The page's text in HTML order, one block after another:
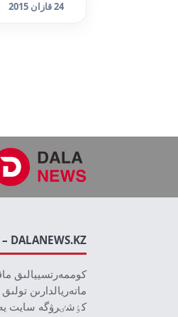
24 قازان 2015
DALANEWS.KZ – اقپارات اگەنتتٸگٸ
كوممەرتسييالىق
ماتەريالدارىن
كٶشٸرۋگە سايت